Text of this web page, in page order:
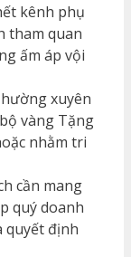
kênh phụ
tham quan
ấm áp vội
xuyên
vàng Tặng
nhằm tri
cần mang
quý doanh
quyết định